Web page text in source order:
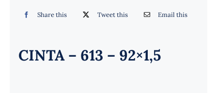
Share this Tweet this Email this
CINTA – 613 – 92×1,5